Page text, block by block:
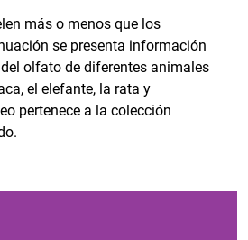
más o menos que los
se presenta información
olfato de diferentes animales
el elefante, la rata y
pertenece a la colección